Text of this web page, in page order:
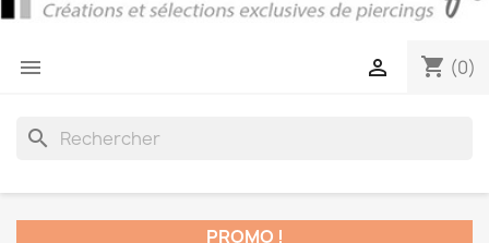
 shopping_cart (0)

search
PROMO !